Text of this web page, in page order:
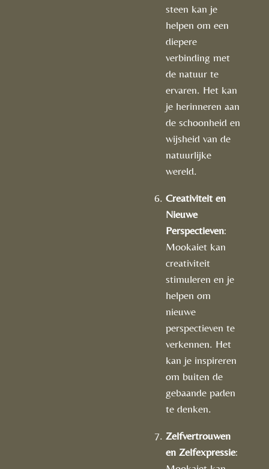
steen kan je
helpen om een
diepere
verbinding met
de natuur te
ervaren. Het kan
je herinneren aan
de schoonheid en
wijsheid van de
natuurlijke
wereld.
Creativiteit en
Nieuwe
Perspectieven:
Mookaiet kan
creativiteit
stimuleren en je
helpen om
nieuwe
perspectieven te
verkennen. Het
kan je inspireren
om buiten de
gebaande paden
te denken.
Zelfvertrouwen
en Zelfexpressie: